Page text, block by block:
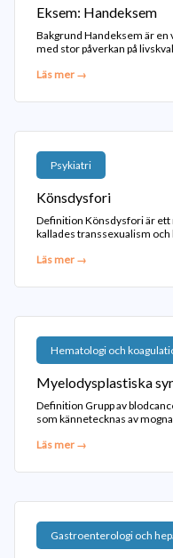
Eksem: Handeksem
Bakgrund Handeksem är
med stor påverkan på
Läs mer →
Psykiatri
Könsdysfori
Definition Könsdysfori är
kallades transsexualism och
Läs mer →
Hematologi och
Myelodysplastiska
Definition Grupp av
som kännetecknas av
Läs mer →
Gastroenterologi och